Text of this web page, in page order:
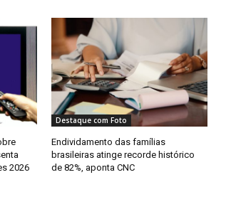
2026
Destaque com Foto
Endividamento das famílias
brasileiras atinge recorde histórico
de 82%, aponta CNC